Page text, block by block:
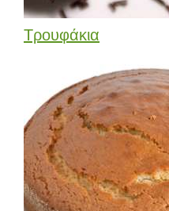
Τρουφάκια